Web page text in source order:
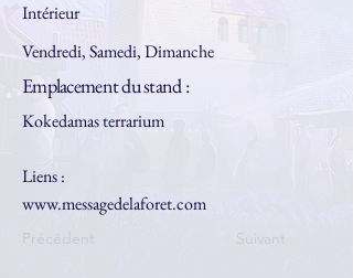
Intérieur
Vendredi, Samedi, Dimanche
Emplacement du stand :
Kokedamas terrarium
Liens :
www.messagedelaforet.com
Précédent Suivant